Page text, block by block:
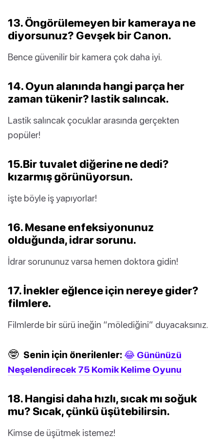
13. Öngörülemeyen bir kameraya ne
diyorsunuz? Gevşek bir Canon.
Bence güvenilir bir kamera çok daha iyi.
14. Oyun alanında hangi parça her
zaman tükenir? lastik salıncak.
Lastik salıncak çocuklar arasında gerçekten
popüler!
15.Bir tuvalet diğerine ne dedi?
kızarmış görünüyorsun.
işte böyle iş yapıyorlar!
16. Mesane enfeksiyonunuz
olduğunda, idrar sorunu.
İdrar sorununuz varsa hemen doktora gidin!
17. İnekler eğlence için nereye gider?
filmlere.
Filmlerde bir sürü ineğin “mölediğini” duyacaksınız.
🤓 Senin için önerilenler: 😂 Gününüzü
Neşelendirecek 75 Komik Kelime Oyunu
18. Hangisi daha hızlı, sıcak mı soğuk
mu? Sıcak, çünkü üşütebilirsin.
Kimse de üşütmek istemez!